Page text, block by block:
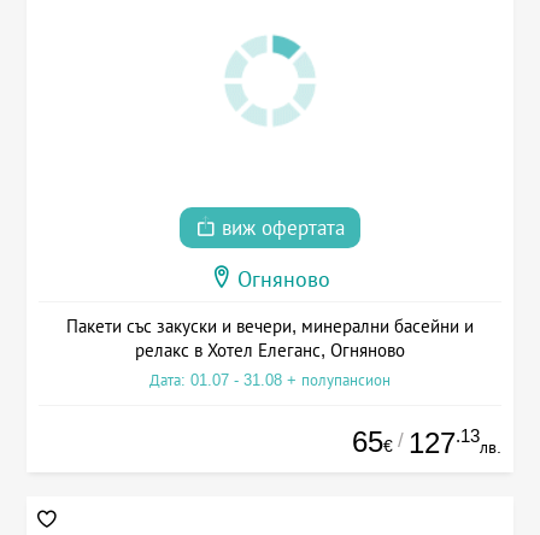
виж офертата
Огняново
Пакети със закуски и вечери, минерални басейни и
релакс в Хотел Елеганс, Огняново
Дата: 01.07 - 31.08 + полупансион
65€ / 127.13
лв.